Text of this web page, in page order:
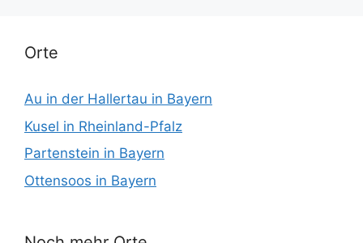
Orte
Au in der Hallertau in Bayern
Kusel in Rheinland-Pfalz
Partenstein in Bayern
Ottensoos in Bayern